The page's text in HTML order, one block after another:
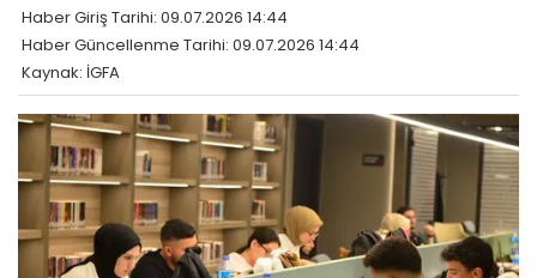
Haber Giriş Tarihi: 09.07.2026 14:44
Haber Güncellenme Tarihi: 09.07.2026 14:44
Kaynak: İGFA